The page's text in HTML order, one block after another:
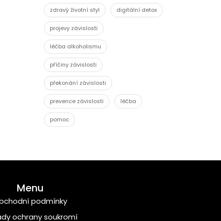
zdravý životní styl digitální detox
projevy závislosti
léčba alkoholismu
příčiny závislosti
překonání závislosti
prevence závislosti léčba
pomoc
Menu
podmínky
ochrany soukromí